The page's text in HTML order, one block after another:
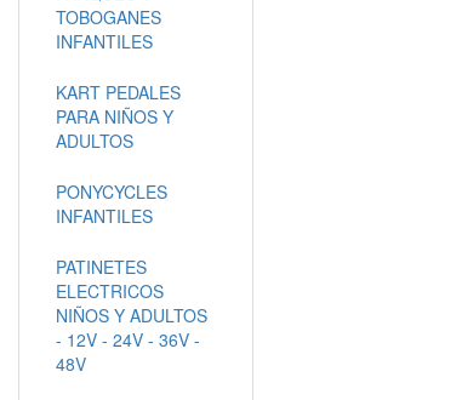
TOBOGANES
INFANTILES
KART PEDALES
PARA NIÑOS Y
ADULTOS
PONYCYCLES
INFANTILES
PATINETES
ELECTRICOS
NIÑOS Y ADULTOS
- 12V - 24V - 36V -
48V